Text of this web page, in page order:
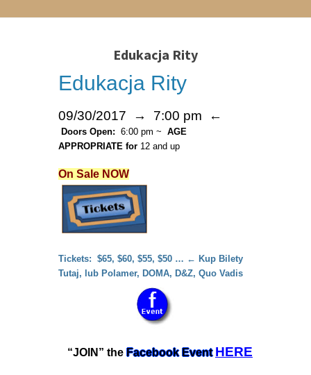
Edukacja Rity
Edukacja Rity
09/30/2017 → 7:00 pm ←
Doors Open: 6:00 pm ~ AGE
APPROPRIATE for 12 and up
On Sale NOW
Tickets: $65, $60, $55, $50 … ← Kup Bilety
Tutaj, lub Polamer, DOMA, D&Z, Quo Vadis
“JOIN” the Facebook Event HERE